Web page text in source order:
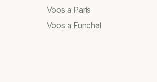
Voos a Paris
Voos a Funchal